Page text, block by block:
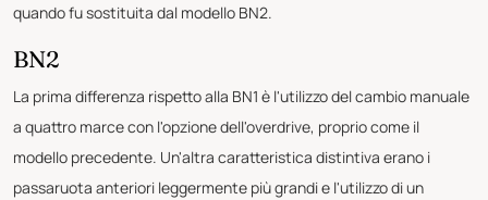
quando fu sostituita dal modello BN2.
BN2
La prima differenza rispetto alla BN1 è l'utilizzo del cambio manuale
a quattro marce con l'opzione dell'overdrive, proprio come il
modello precedente. Un'altra caratteristica distintiva erano i
passaruota anteriori leggermente più grandi e l'utilizzo di un